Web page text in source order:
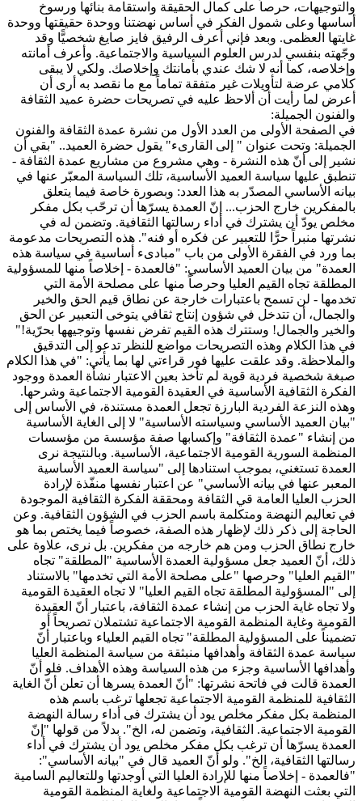
والتوجيهات، حرصاً على كمال الحقيقة واستقامة بنائها ورسوخ
أساسها وعلى شمول الفكر في أساس نهضتنا ووحدة حقيقتها ووحدة
غايتها العظمى. وبعد فإني أعرف الرفيق فايز صايغ شخصيًّا وقد
وجّهته بنفسي لدرس العلوم السياسية والاجتماعية. وأعرف أمانته
وإخلاصه، كما أنه لا شك عندي بأمانتك وإخلاصك. ولكي لا يبقى
كلامي عرضة لتأويلات غير متفقة تماماً مع ما نقصد به أرى أن
أعرض لما رأيت أن ألاحظ عليه في تصريحات حضرة عميد الثقافة
والفنون الجميلة:
في الصفحة الأولى من العدد الأول من نشرة عمدة الثقافة والفنون
الجميلة: وتحت عنوان " إلى القارىء" يقول حضرة العميد.. "بقي أن
نشير إلى أنّ هذه النشرة - وهي مشروع من مشاريع عمدة الثقافة -
تنطبق عليها سياسة العميد الأساسية، تلك السياسة المعبّر عنها في
بيانه الأساسي المصدّر به هذا العدد: وبصورة خاصة فيما يتعلق
بالمفكرين خارج الحزب... إنّ العمدة يسرّها أن ترحّب بكل مفكر
مخلص يودّ أن يشترك في أداء رسالتها الثقافية. وتضمن له في
نشرتها منبراً حرًّا للتعبير عن فكره أو فنه". هذه التصريحات مدعومة
بما ورد في الفقرة الأولى من باب "مبادىء أساسية في سياسة هذه
العمدة" من بيان العميد الأساسي: "فالعمدة - إخلاصاً منها للمسؤولية
المطلقة تجاه القيم العليا وحرصاً منها على مصلحة الأمة التي
تخدمها - لن تسمح باعتبارات خارجة عن نطاق قيم الحق والخير
والجمال، أن تتدخل في شؤون إنتاج ثقافي يتوخى التعبير عن الحق
والخير والجمال! وستترك هذه القيم تفرض نفسها وتوجيهها بحرّية!"
في هذا الكلام وهذه التصريحات مواضع للنظر تدعو إلى التدقيق
والملاحظة. وقد علقت عليها فور قراءتي لها بما يأتي: "في هذا الكلام
صبغة شخصية فردية قوية لم تأخذ بعين الاعتبار نشأة العمدة ووجود
الفكرة الثقافية الأساسية في العقيدة القومية الاجتماعية وشرحها.
وهذه النزعة الفردية البارزة تجعل العمدة مستندة، في الأساس إلى
"بيان العميد الأساسي وسياسته الأساسية" لا إلى الغاية الأساسية
من إنشاء "عمدة الثقافة" وإكسابها صفة مؤسسة من مؤسسات
المنظمة السورية القومية الاجتماعية، الأساسية. وبالنتيجة نرى
العمدة تستغني، بموجب استنادها إلى "سياسة العميد الأساسية
المعبر عنها في بيانه الأساسي" عن اعتبار نفسها منفّذة لإرادة
الحزب العليا العامة قي الثقافة ومحققة الفكرة الثقافية الموجودة
في تعاليم النهضة ومتكلمة باسم الحزب في الشؤون الثقافية. وعن
الحاجة إلى ذكر ذلك لإظهار هذه الصفة، خصوصاً فيما يختص بما هو
خارج نطاق الحزب ومن هم خارجه من مفكرين. بل نرى، علاوة على
ذلك، أنّ العميد جعل مسؤولية العمدة الأساسية "المطلقة" تجاه
"القيم العليا" وحرصها "على مصلحة الأمة التي تخدمها" بالاستناد
إلى "المسؤولية المطلقة تجاه القيم العليا" لا تجاه العقيدة القومية
ولا تجاه غاية الحزب من إنشاء عمدة الثقافة، باعتبار أنّ العقيدة
القومية وغاية المنظمة القومية الاجتماعية تشتملان تصريحاً أو
تضميناً على المسؤولية المطلقة" تجاه القيم العلياء وباعتبار أنّ
سياسة عمدة الثقافة وأهدافها منبثقة من سياسة المنظمة العليا
وأهدافها الأساسية وجزء من هذه السياسة وهذه الأهداف. فلو أنّ
العمدة قالت في فاتحة نشرتها: "أنّ العمدة يسرها أن تعلن أنّ الغاية
الثقافية للمنظمة القومية الاجتماعية تجعلها ترغب باسم هذه
المنظمة بكل مفكر مخلص يود أن يشترك فى أداء رسالة النهضة
القومية الاجتماعية. الثقافية، وتضمن له، الخ". بدلاً من قولها "إنّ
العمدة يسرّها أن ترغب بكل مفكر مخلص يود أن يشترك في أداء
رسالتها الثقافية، الخ". ولو أنّ العميد قال في "بيانه الأساسي":
"فالعمدة - إخلاصاً منها للإرادة العليا التي أوجدتها وللتعاليم السامية
التي بعثت النهضة القومية الاجتماعية ولغاية المنظمة القومية